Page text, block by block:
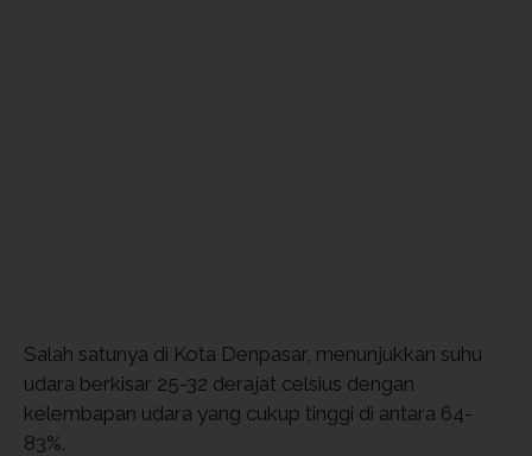
Salah satunya di Kota Denpasar, menunjukkan suhu
udara berkisar 25-32 derajat celsius dengan
kelembapan udara yang cukup tinggi di antara 64-
83%.